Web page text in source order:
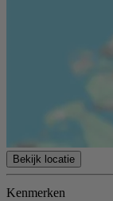
Bekijk locatie
Kenmerken